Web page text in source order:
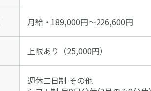
月給・189,000円～226,600円
上限あり（25,000円）
週休二日制 その他